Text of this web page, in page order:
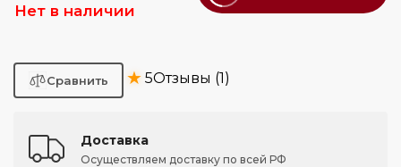
Нет в наличии
★ 5Отзывы (1)
Доставка
Осуществляем доставку по всей РФ